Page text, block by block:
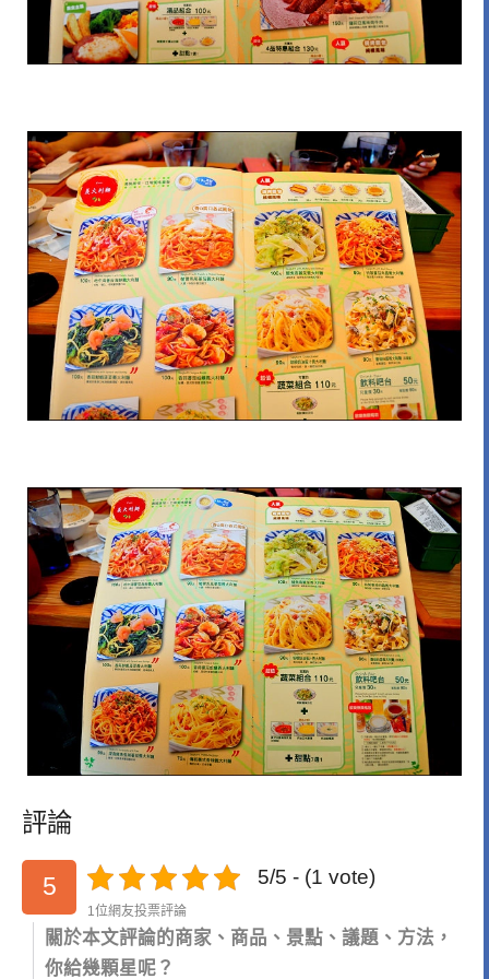
評論
5 5/5 - (1 vote)
1位網友投票評論
關於本文評論的商家、商品、景點、議題、方法，
你給幾顆星呢？